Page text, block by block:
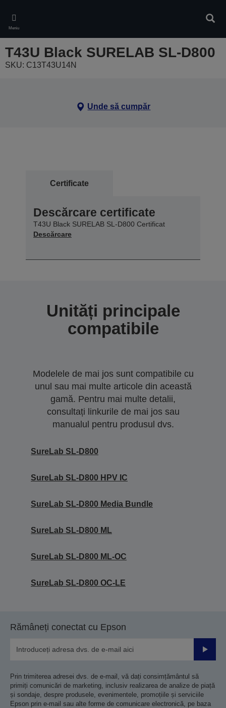
main
content
Meniu
T43U Black SURELAB SL-D800
SKU: C13T43U14N
Unde să cumpăr
Certificate
Descărcare certificate
T43U Black SURELAB SL-D800 Certificat
Descărcare
Unități principale
compatibile
Modelele de mai jos sunt compatibile cu
unul sau mai multe articole din această
gamă. Pentru mai multe detalii,
consultați linkurile de mai jos sau
manualul pentru produsul dvs.
SureLab SL-D800
SureLab SL-D800 HPV IC
SureLab SL-D800 Media Bundle
SureLab SL-D800 ML
SureLab SL-D800 ML-OC
SureLab SL-D800 OC-LE
Rămâneți conectat cu Epson
Prin trimiterea adresei dvs. de e-mail, vă dați consimțământul să
primiți comunicări de marketing, inclusiv realizarea de analize de piață
și sondaje, despre produsele, evenimentele, promoțiile și serviciile
Epson prin e-mail sau alte forme de comunicare electronică, pe baza